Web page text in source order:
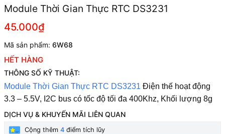
Module Thời Gian Thực RTC DS3231
45.000₫
Mã sản phẩm: 6W68
HẾT HÀNG
THÔNG SỐ KỸ THUẬT:
Module Thời Gian Thực RTC DS3231 Điện thế hoạt động
3.3 – 5.5V, I2C bus có tốc độ tối đa 400Khz, Khối lượng 8g
DỊCH VỤ & KHUYẾN MÃI LIÊN QUAN
Cộng thêm 4 điểm tích lũy